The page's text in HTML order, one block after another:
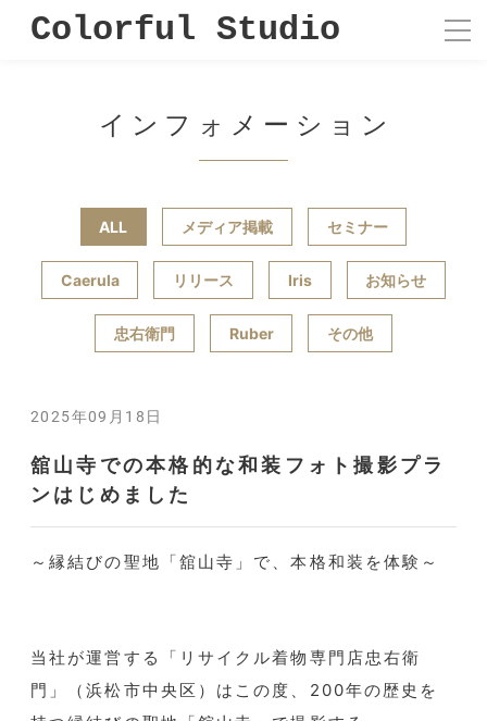
Colorful Studio
インフォメーション
ALL メディア掲載 セミナー
Caerula リリース Iris お知らせ
忠右衛門 Ruber その他
2025年09月18日
舘山寺での本格的な和装フォト撮影プラ
ンはじめました
～縁結びの聖地「舘山寺」で、本格和装を体験～
当社が運営する「リサイクル着物専門店忠右衛
門」（浜松市中央区）はこの度、200年の歴史を